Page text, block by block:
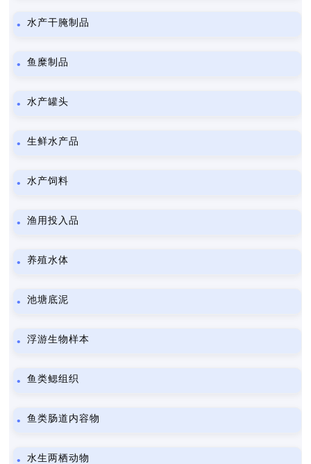
水产干腌制品
鱼糜制品
水产罐头
生鲜水产品
水产饲料
渔用投入品
养殖水体
池塘底泥
浮游生物样本
鱼类鳃组织
鱼类肠道内容物
水生两栖动物